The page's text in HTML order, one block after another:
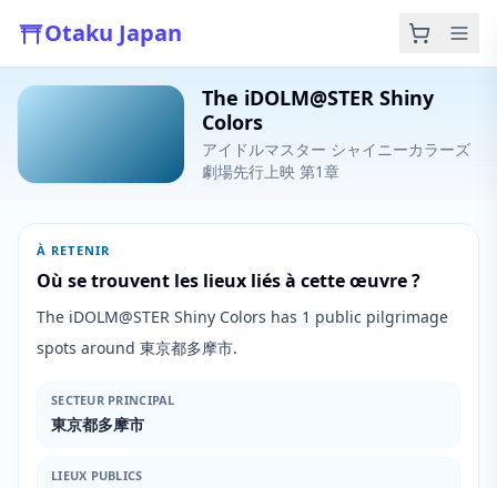
Otaku Japan
The iDOLM@STER Shiny
Colors
アイドルマスター シャイニーカラーズ
劇場先行上映 第1章
À RETENIR
Où se trouvent les lieux liés à cette œuvre ?
The iDOLM@STER Shiny Colors has 1 public pilgrimage
spots around 東京都多摩市.
SECTEUR PRINCIPAL
東京都多摩市
LIEUX PUBLICS